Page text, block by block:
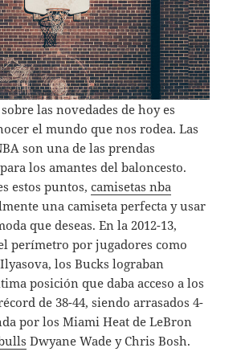
las novedades de hoy es
el mundo que nos rodea. Las
son una de las prendas
los amantes del baloncesto.
estos puntos,camisetas nba
una camiseta perfecta y usar
que deseas. En la 2012-13,
perímetro por jugadores como
los Bucks lograban
posición que daba acceso a los
de 38-44, siendo arrasados 4-
por los Miami Heat de LeBron
Dwyane Wade y Chris Bosh.